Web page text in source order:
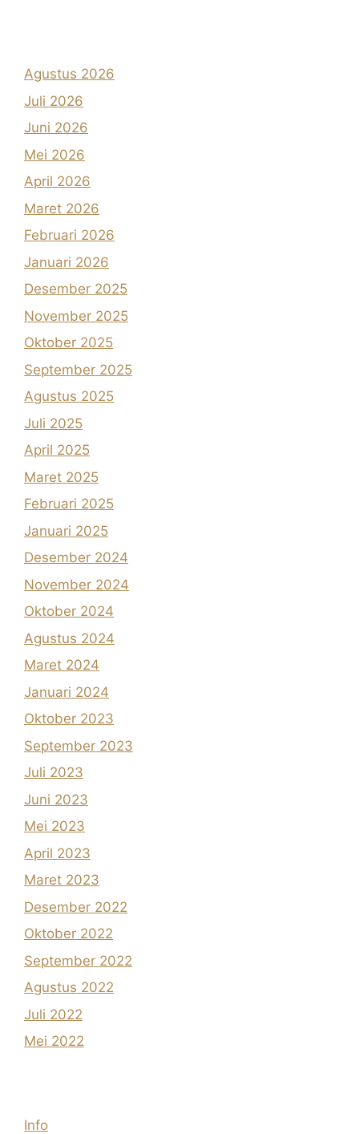
Agustus 2026
Juli 2026
Juni 2026
Mei 2026
April 2026
Maret 2026
Februari 2026
Januari 2026
Desember 2025
November 2025
Oktober 2025
September 2025
Agustus 2025
Juli 2025
April 2025
Maret 2025
Februari 2025
Januari 2025
Desember 2024
November 2024
Oktober 2024
Agustus 2024
Maret 2024
Januari 2024
Oktober 2023
September 2023
Juli 2023
Juni 2023
Mei 2023
April 2023
Maret 2023
Desember 2022
Oktober 2022
September 2022
Agustus 2022
Juli 2022
Mei 2022
Info